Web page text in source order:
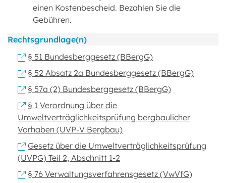
einen Kostenbescheid. Bezahlen Sie die
Gebühren.
Rechtsgrundlage(n)
§ 51 Bundesberggesetz (BBergG)
§ 52 Absatz 2a Bundesberggesetz (BBergG)
§ 57a (2) Bundesberggesetz (BBergG)
§ 1 Verordnung über die
Umweltverträglichkeitsprüfung bergbaulicher
Vorhaben (UVP-V Bergbau)
Gesetz über die Umweltverträglichkeitsprüfung
(UVPG) Teil 2, Abschnitt 1-2
§ 76 Verwaltungsverfahrensgesetz (VwVfG)